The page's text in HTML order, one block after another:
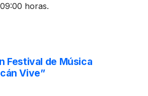
horas.
Festival de Música
Vive”